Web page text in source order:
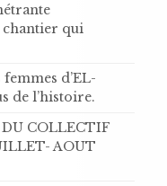
qui
femmes d’EL-
de l’histoire .
COLLECTIF
AOUT